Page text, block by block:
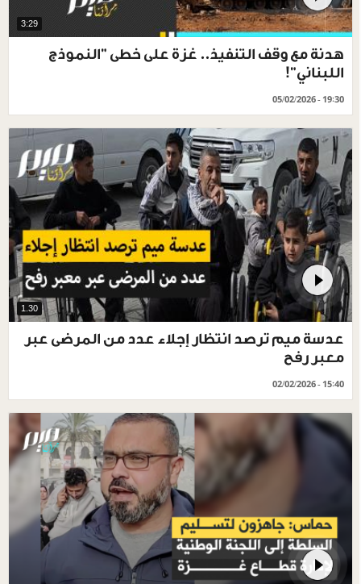
3:29
هدنة مع وقف التنفيذ.. غزة على خطى "النموذج
اللبناني"!
05/02/2026 - 19:30
1.30
عدسة ميم ترصد انتظار إجلاء عدد من المرضى عبر
معبر رفح
02/02/2026 - 15:40